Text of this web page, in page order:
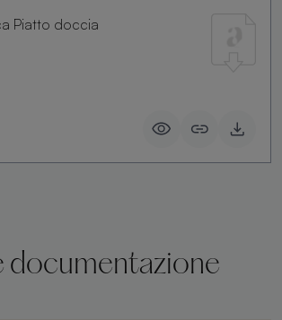
Piatto doccia
documentazione